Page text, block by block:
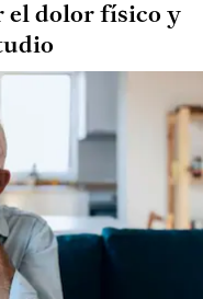
el dolor físico y